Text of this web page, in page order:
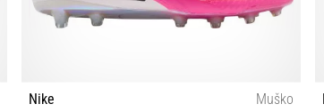
Nike
Muško